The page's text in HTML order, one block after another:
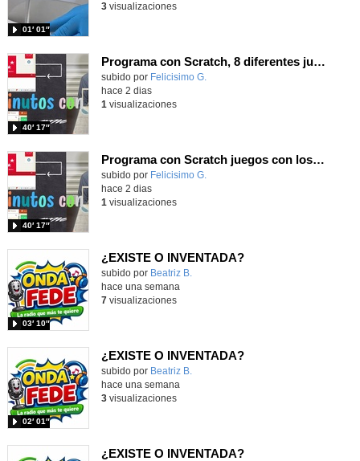
01′ 01″
3visualizaciones
Programa con Scratch, 8 diferentes juegos para vivir la emoción de los partidos de España en el mundial 2026
Contenido educativo.
subido por Felicisimo G.
40′ 17″
hace 2 dias
1 visualizaciones
Programa con Scratch juegos con los partidos del mundial 2026 ganados por España
Contenido educativo.
subido por Felicisimo G.
40′ 17″
hace 2 dias
1 visualizaciones
¿EXISTE O INVENTADA?
Contenido educativo.
subido por Beatriz B.
03′ 10″
hace una semana
7visualizaciones
¿EXISTE O INVENTADA?
Contenido educativo.
subido por Beatriz B.
02′ 01″
hace una semana
3visualizaciones
¿EXISTE O INVENTADA?